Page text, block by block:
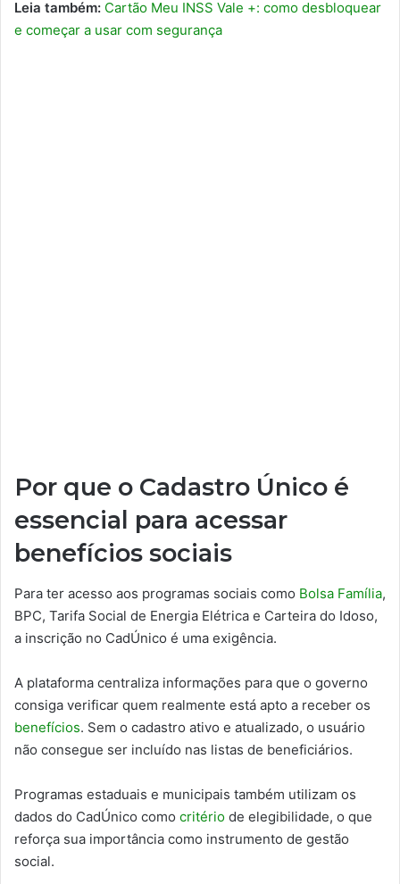
Leia também: Cartão Meu INSS Vale +: como desbloquear
e começar a usar com segurança
Por que o Cadastro Único é
essencial para acessar
benefícios sociais
Para ter acesso aos programas sociais como Bolsa Família,
BPC, Tarifa Social de Energia Elétrica e Carteira do Idoso,
a inscrição no CadÚnico é uma exigência.
A plataforma centraliza informações para que o governo
consiga verificar quem realmente está apto a receber os
benefícios. Sem o cadastro ativo e atualizado, o usuário
não consegue ser incluído nas listas de beneficiários.
Programas estaduais e municipais também utilizam os
dados do CadÚnico como critério de elegibilidade, o que
reforça sua importância como instrumento de gestão
social.